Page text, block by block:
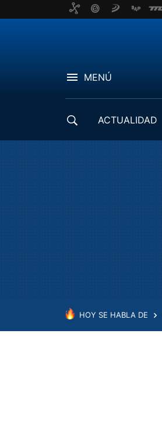
MENÚ
ACTUALIDAD
HOY SE HABLA DE